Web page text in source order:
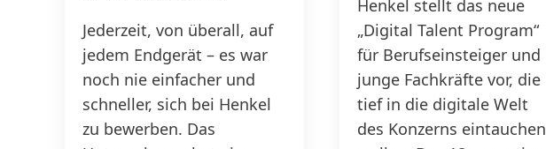
Jederzeit, von überall, auf
jedem Endgerät – es war
noch nie einfacher und
schneller, sich bei Henkel
zu bewerben. Das
Henkel stellt das neue
„Digital Talent Program“
für Berufseinsteiger und
junge Fachkräfte vor, die
tief in die digitale Welt
des Konzerns eintauchen